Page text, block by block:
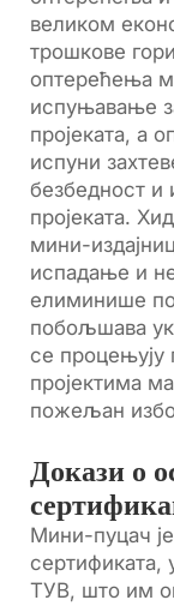
великом
трошкове
оптерећења
испуњавање
пројеката, а
испуни
безбедност и
пројеката.
мини-
испадање и
елиминише
побољшава
се
пројектима
пожељан
Докази о
Мини-пуцач
ТУВ, што им